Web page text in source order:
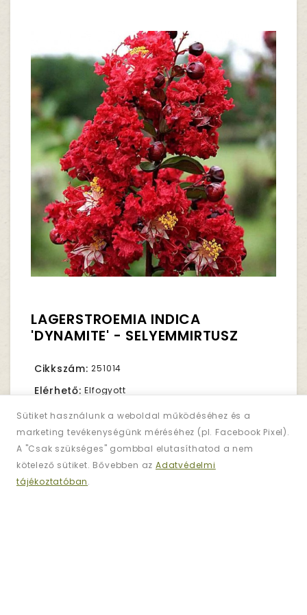
Sütiket használunk a weboldal működéséhez és a
marketing tevékenységünk méréséhez (pl. Facebook Pixel).
A "Csak szükséges" gombbal elutasíthatod a nem
kötelező sütiket. Bővebben az Adatvédelmi
tájékoztatóban.
LAGERSTROEMIA INDICA
'DYNAMITE' - SELYEMMIRTUSZ
Cikkszám: 251014
Elérhető: Elfogyott
53,450Ft. Nettó ár: 42,087Ft.